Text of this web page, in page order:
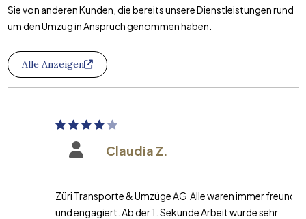
Sie von anderen Kunden, die bereits unsere Dienstleistungen rund
um den Umzug in Anspruch genommen haben.
Alle Anzeigen
Claudia Z.
Züri Transporte & Umzüge AG Alle waren immer freundlich
und engagiert. Ab der 1. Sekunde Arbeit wurde sehr